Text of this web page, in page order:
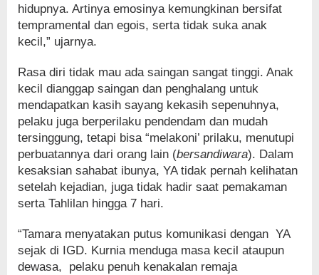
hidupnya. Artinya emosinya kemungkinan bersifat
tempramental dan egois, serta tidak suka anak
kecil,” ujarnya.
Rasa diri tidak mau ada saingan sangat tinggi. Anak
kecil dianggap saingan dan penghalang untuk
mendapatkan kasih sayang kekasih sepenuhnya,
pelaku juga berperilaku pendendam dan mudah
tersinggung, tetapi bisa “melakoni’ prilaku, menutupi
perbuatannya dari orang lain (bersandiwara). Dalam
kesaksian sahabat ibunya, YA tidak pernah kelihatan
setelah kejadian, juga tidak hadir saat pemakaman
serta Tahlilan hingga 7 hari.
“Tamara menyatakan putus komunikasi dengan YA
sejak di IGD. Kurnia menduga masa kecil ataupun
dewasa, pelaku penuh kenakalan remaja